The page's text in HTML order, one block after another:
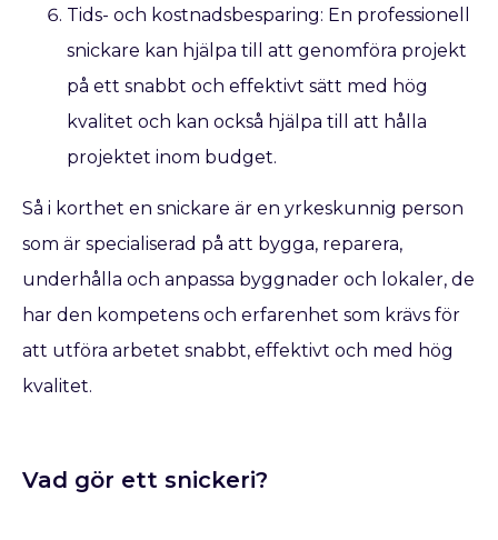
Tids- och kostnadsbesparing: En professionell
snickare kan hjälpa till att genomföra projekt
på ett snabbt och effektivt sätt med hög
kvalitet och kan också hjälpa till att hålla
projektet inom budget.
Så i korthet en snickare är en yrkeskunnig person
som är specialiserad på att bygga, reparera,
underhålla och anpassa byggnader och lokaler, de
har den kompetens och erfarenhet som krävs för
att utföra arbetet snabbt, effektivt och med hög
kvalitet.
Vad gör ett snickeri?